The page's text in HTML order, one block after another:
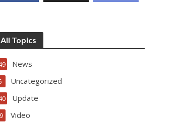
All Topics
News
Uncategorized
Update
Video